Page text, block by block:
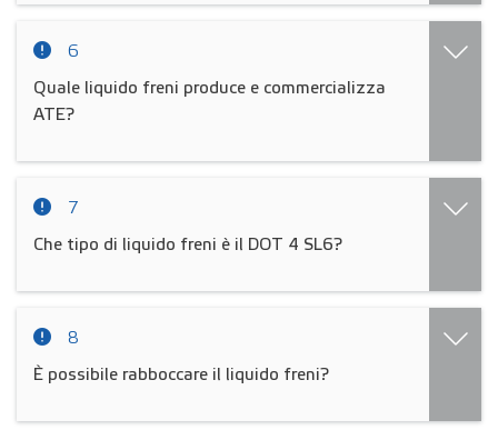
6
Quale liquido freni produce e commercializza
ATE?
7
Che tipo di liquido freni è il DOT 4 SL6?
8
È possibile rabboccare il liquido freni?